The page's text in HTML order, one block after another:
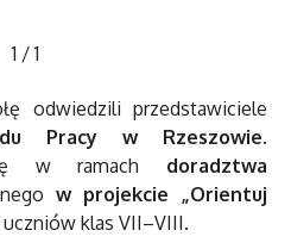
1 /1
odwiedzili przedstawiciele
Pracy w Rzeszowie.
w ramach doradztwa
w projekcie „Orientuj
klas VII–VIII.